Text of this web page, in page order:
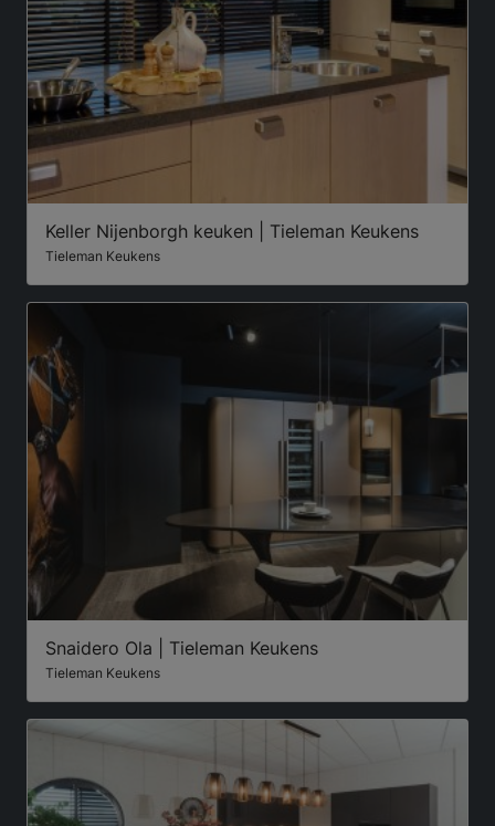
Keller Nijenborgh keuken | Tieleman Keukens
Tieleman Keukens
Snaidero Ola | Tieleman Keukens
Tieleman Keukens